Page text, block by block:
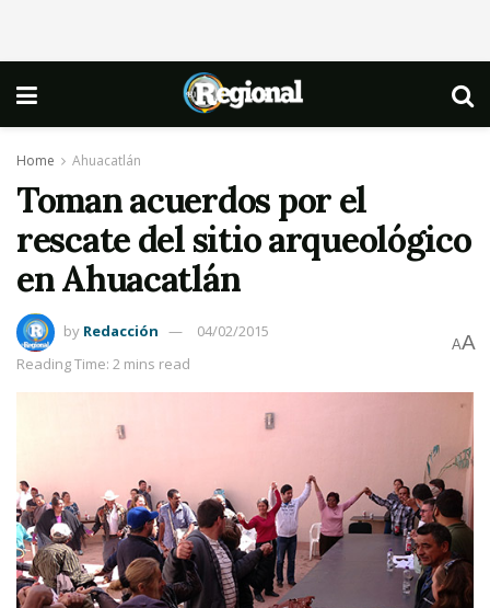
Home Ahuacatlán
Toman acuerdos por el
rescate del sitio arqueológico
en Ahuacatlán
by Redacción
04/02/2015
Reading Time: 2 mins read
AA